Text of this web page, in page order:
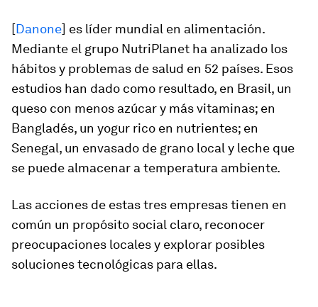
[Danone] es líder mundial en alimentación.
Mediante el grupo NutriPlanet ha analizado los
hábitos y problemas de salud en 52 países. Esos
estudios han dado como resultado, en Brasil, un
queso con menos azúcar y más vitaminas; en
Bangladés, un yogur rico en nutrientes; en
Senegal, un envasado de grano local y leche que
se puede almacenar a temperatura ambiente.
Las acciones de estas tres empresas tienen en
común un propósito social claro, reconocer
preocupaciones locales y explorar posibles
soluciones tecnológicas para ellas.